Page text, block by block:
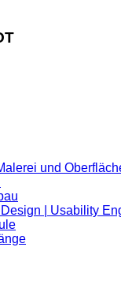
und
| Usability